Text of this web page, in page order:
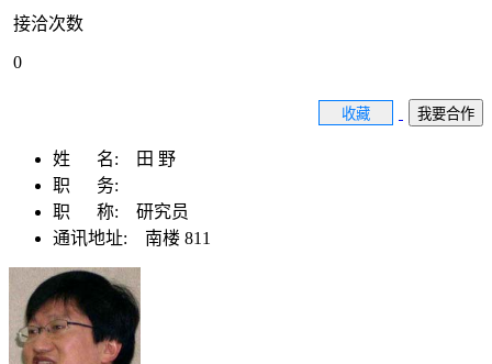
接洽次数
0
收藏 我要合作
姓 名:
田 野
职 务:
职 称: 研究员
通讯地址: 南楼 811